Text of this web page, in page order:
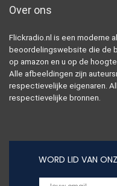
Over ons
Flickradio.nl is een moderne
beoordelingswebsite die de
op amazon en u op de
Alle afbeeldingen zijn
respectievelijke eigenaren.
respectievelijke bronnen.
WORD LID VAN